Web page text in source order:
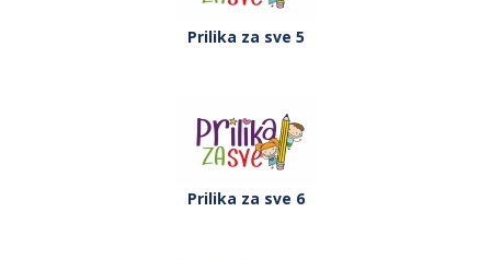
Prilika za sve 5
Prilika za sve 6